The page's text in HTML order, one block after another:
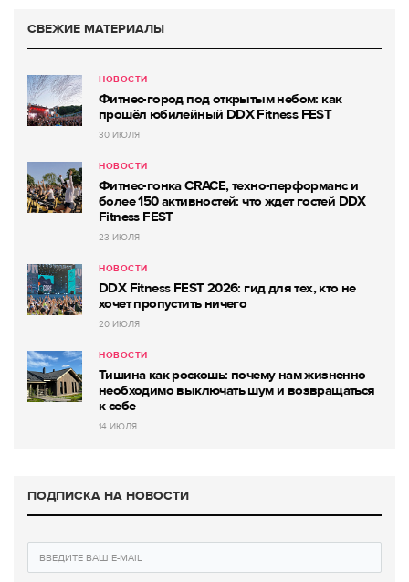
СВЕЖИЕ МАТЕРИАЛЫ
НОВОСТИ
Фитнес-город под открытым небом: как
прошёл юбилейный DDX Fitness FEST
30 ИЮЛЯ
НОВОСТИ
Фитнес-гонка CRACE, техно-перформанс и
более 150 активностей: что ждет гостей DDX
Fitness FEST
23 ИЮЛЯ
НОВОСТИ
DDX Fitness FEST 2026: гид для тех, кто не
хочет пропустить ничего
20 ИЮЛЯ
НОВОСТИ
Тишина как роскошь: почему нам жизненно
необходимо выключать шум и возвращаться
к себе
14 ИЮЛЯ
ПОДПИСКА НА НОВОСТИ